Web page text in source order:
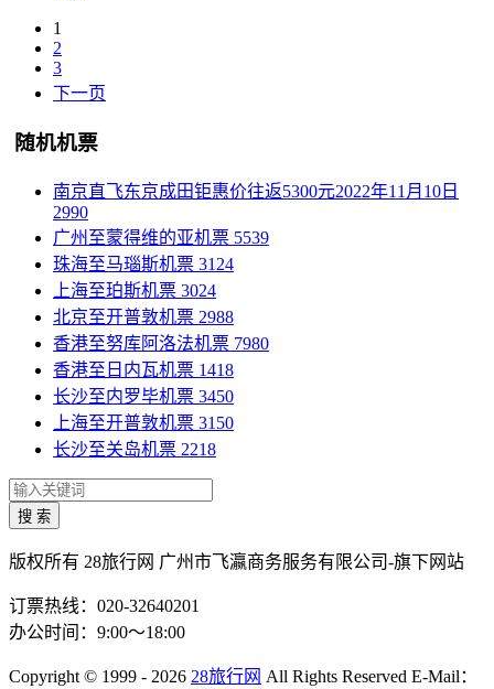
1
2
3
下一页
随机机票
南京直飞东京成田钜惠价往返5300元2022年11月10日
2990
广州至蒙得维的亚机票 5539
珠海至马瑙斯机票 3124
上海至珀斯机票 3024
北京至开普敦机票 2988
香港至努库阿洛法机票 7980
香港至日内瓦机票 1418
长沙至内罗毕机票 3450
上海至开普敦机票 3150
长沙至关岛机票 2218
搜 索
版权所有 28旅行网 广州市飞瀛商务服务有限公司-旗下网站
订票热线：020-32640201
办公时间：9:00～18:00
Copyright © 1999 - 2026 28旅行网 All Rights Reserved E-Mail：